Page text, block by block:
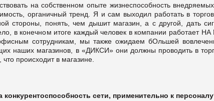
на собственном опыте жизнеспособность
органичный тренд. Я и сам выходил работать в
стороны, понять, чем дышит магазин, а с другой, дать
в конечном итоге каждый человек в компании работает
сотрудникам, мы также ожидаем бОльшей
наших магазинов, в «ДИКСИ» они должны проводить в
происходит в магазине.
конкурентоспособность сети, применительно к